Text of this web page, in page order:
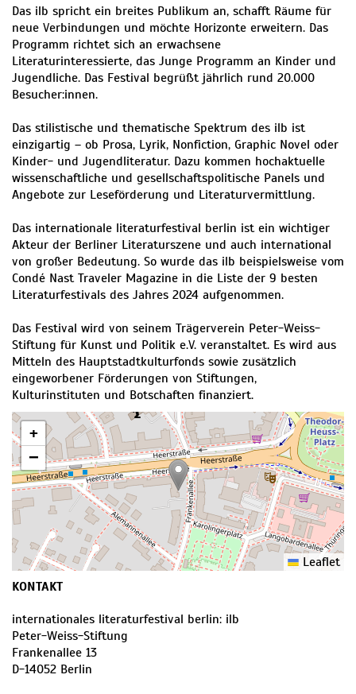
Das ilb spricht ein breites Publikum an, schafft Räume für
neue Verbindungen und möchte Horizonte erweitern. Das
Programm richtet sich an erwachsene
Literaturinteressierte, das Junge Programm an Kinder und
Jugendliche. Das Festival begrüßt jährlich rund 20.000
Besucher:innen.
Das stilistische und thematische Spektrum des ilb ist
einzigartig – ob Prosa, Lyrik, Nonfiction, Graphic Novel oder
Kinder- und Jugendliteratur. Dazu kommen hochaktuelle
wissenschaftliche und gesellschaftspolitische Panels und
Angebote zur Leseförderung und Literaturvermittlung.
Das internationale literaturfestival berlin ist ein wichtiger
Akteur der Berliner Literaturszene und auch international
von großer Bedeutung. So wurde das ilb beispielsweise vom
Condé Nast Traveler Magazine in die Liste der 9 besten
Literaturfestivals des Jahres 2024 aufgenommen.
Das Festival wird von seinem Trägerverein Peter-Weiss-
Stiftung für Kunst und Politik e.V. veranstaltet. Es wird aus
Mitteln des Hauptstadtkulturfonds sowie zusätzlich
eingeworbener Förderungen von Stiftungen,
Kulturinstituten und Botschaften finanziert.
+
−
Leaflet
KONTAKT
internationales literaturfestival berlin: ilb
Peter-Weiss-Stiftung
Frankenallee 13
D-14052 Berlin